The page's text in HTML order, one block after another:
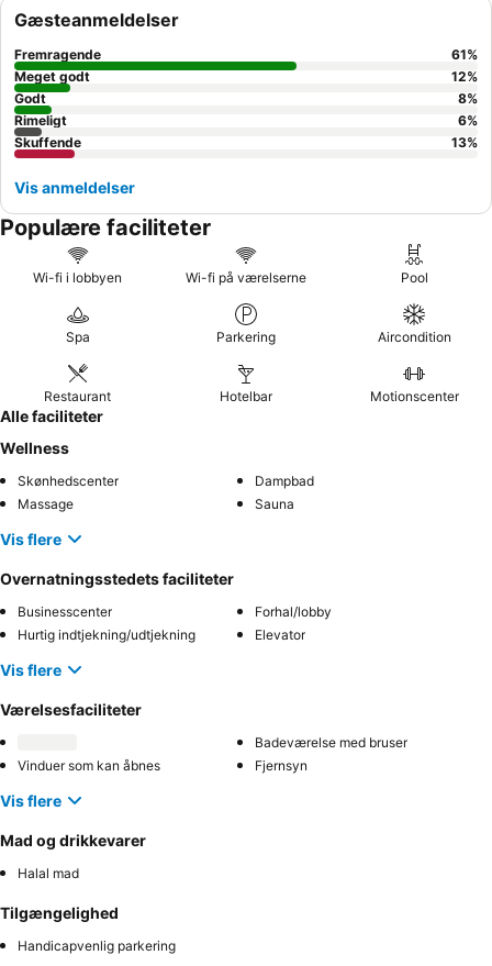
Gæsteanmeldelser
Fremragende 61%
Meget godt
12%
Godt
8%
Rimeligt
6%
Skuffende
13%
Vis anmeldelser
Populære faciliteter
Wi-fi i lobbyen Wi-fi på værelserne Pool
Spa Parkering Aircondition
Restaurant Hotelbar Motionscenter
Alle faciliteter
Wellness
Skønhedscenter
Dampbad
Massage
Sauna
Vis flere
Overnatningsstedets faciliteter
Businesscenter
Forhal/lobby
Hurtig indtjekning/udtjekning
Elevator
Vis flere
Værelsesfaciliteter
Badeværelse med bruser
Vinduer som kan åbnes
Fjernsyn
Vis flere
Mad og drikkevarer
Halal mad
Tilgængelighed
Handicapvenlig parkering